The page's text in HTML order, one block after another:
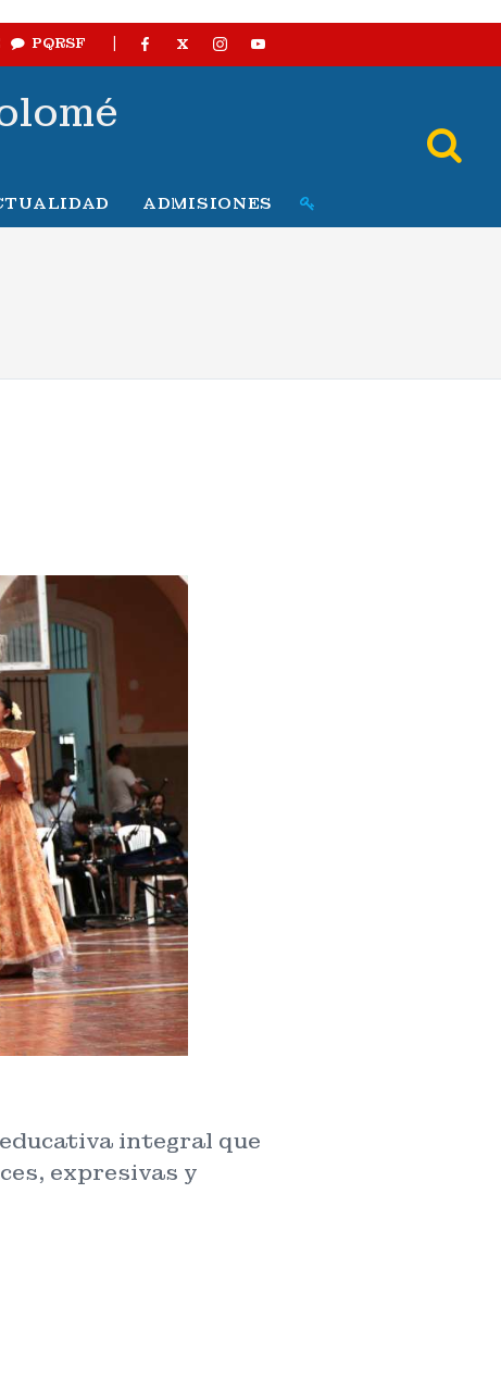
PQRSF | X
ADMISIONES
integral que
expresivas y